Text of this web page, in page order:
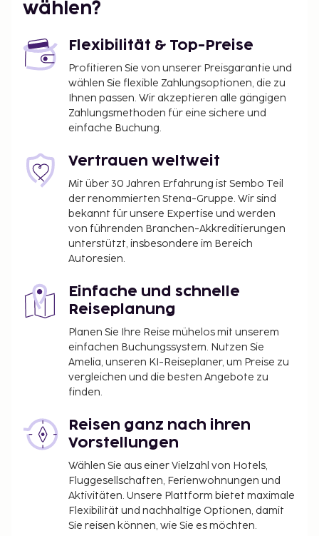
wählen?
Flexibilität & Top-Preise
Profitieren Sie von unserer Preisgarantie und
wählen Sie flexible Zahlungsoptionen, die zu
Ihnen passen. Wir akzeptieren alle gängigen
Zahlungsmethoden für eine sichere und
einfache Buchung.
Vertrauen weltweit
Mit über 30 Jahren Erfahrung ist Sembo Teil
der renommierten Stena-Gruppe. Wir sind
bekannt für unsere Expertise und werden
von führenden Branchen-Akkreditierungen
unterstützt, insbesondere im Bereich
Autoresien.
Einfache und schnelle
Reiseplanung
Planen Sie Ihre Reise mühelos mit unserem
einfachen Buchungssystem. Nutzen Sie
Amelia, unseren KI-Reiseplaner, um Preise zu
vergleichen und die besten Angebote zu
finden.
Reisen ganz nach ihren
Vorstellungen
Wählen Sie aus einer Vielzahl von Hotels,
Fluggesellschaften, Ferienwohnungen und
Aktivitäten. Unsere Plattform bietet maximale
Flexibilität und nachhaltige Optionen, damit
Sie reisen können, wie Sie es möchten.